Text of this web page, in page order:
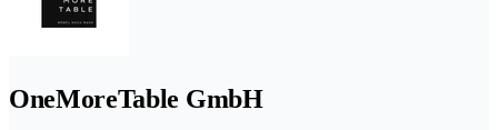
OneMoreTable GmbH